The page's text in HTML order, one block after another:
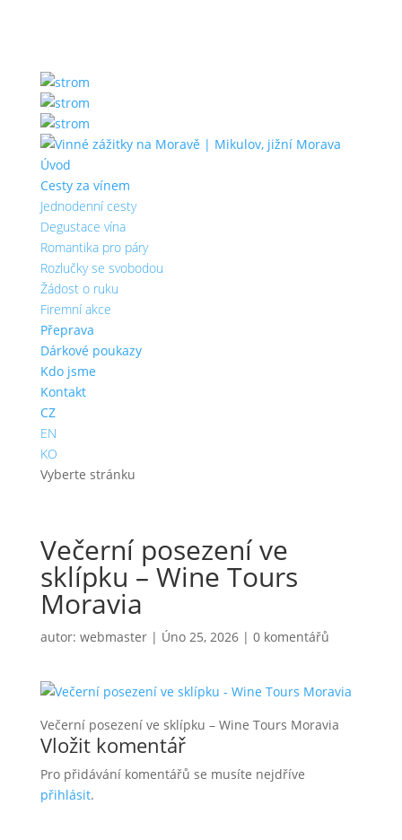
Úvod
Cesty za vínem
Jednodenní cesty
Degustace vína
Romantika pro páry
Rozlučky se svobodou
Žádost o ruku
Firemní akce
Přeprava
Dárkové poukazy
Kdo jsme
Kontakt
CZ
EN
KO
Vyberte stránku
Večerní posezení ve
sklípku – Wine Tours
Moravia
autor: webmaster| Úno 25, 2026| 0 komentářů
Večerní posezení ve sklípku – Wine Tours Moravia
Vložit komentář
Pro přidávání komentářů se musíte nejdříve
přihlásit.